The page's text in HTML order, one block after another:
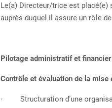
Le(a) Directeur/trice est placé(e)
auprès duquel il assure un rôle
Pilotage administratif et
Contrôle et évaluation de la
· Structuration d’une